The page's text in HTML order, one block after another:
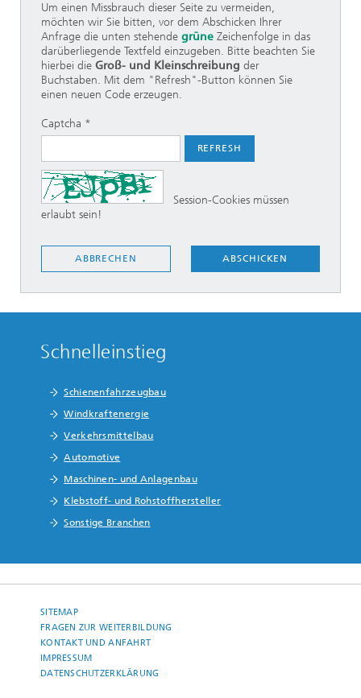
Um einen Missbrauch dieser Seite zu vermeiden,
möchten wir Sie bitten, vor dem Abschicken Ihrer
Anfrage die unten stehende grüne Zeichenfolge in das
darüberliegende Textfeld einzugeben. Bitte beachten Sie
hierbei die Groß- und Kleinschreibung der
Buchstaben. Mit dem "Refresh"-Button können Sie
einen neuen Code erzeugen.
Captcha *
REFRESH
Session-Cookies müssen
erlaubt sein!
ABSCHICKEN
ABBRECHEN
Schnelleinstieg
Schienenfahrzeugbau
Windkraftenergie
Verkehrsmittelbau
Automotive
Maschinen- und Anlagenbau
Klebstoff- und Rohstoffhersteller
Sonstige Branchen
SITEMAP
FRAGEN ZUR WEITERBILDUNG
KONTAKT UND ANFAHRT
IMPRESSUM
DATENSCHUTZERKLÄRUNG